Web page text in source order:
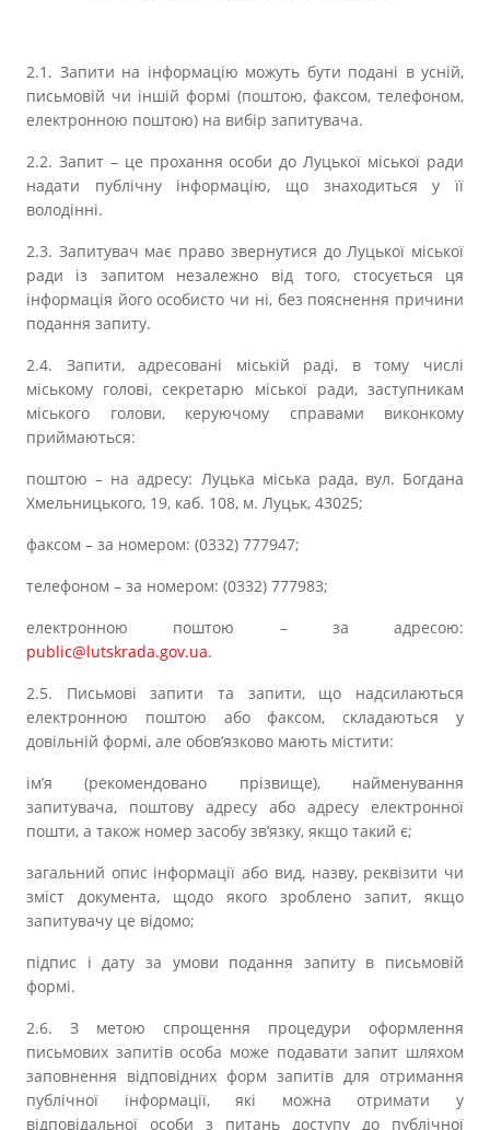
2.1. Запити на інформацію можуть бути подані в усній,
письмовій чи іншій формі (поштою, факсом, телефоном,
електронною поштою) на вибір запитувача.
2.2. Запит – це прохання особи до Луцької міської ради
надати публічну інформацію, що знаходиться у її
володінні.
2.3. Запитувач має право звернутися до Луцької міської
ради із запитом незалежно від того, стосується ця
інформація його особисто чи ні, без пояснення причини
подання запиту.
2.4. Запити, адресовані міській раді, в тому числі
міському голові, секретарю міської ради, заступникам
міського голови, керуючому справами виконкому
приймаються:
поштою – на адресу: Луцька міська рада, вул. Богдана
Хмельницького, 19, каб. 108, м. Луцьк, 43025;
факсом – за номером: (0332) 777947;
телефоном – за номером: (0332) 777983;
електронною поштою – за адресою:
public@lutskrada.gov.ua.
2.5. Письмові запити та запити, що надсилаються
електронною поштою або факсом, складаються у
довільній формі, але обов’язково мають містити:
ім’я (рекомендовано прізвище), найменування
запитувача, поштову адресу або адресу електронної
пошти, а також номер засобу зв’язку, якщо такий є;
загальний опис інформації або вид, назву, реквізити чи
зміст документа, щодо якого зроблено запит, якщо
запитувачу це відомо;
підпис і дату за умови подання запиту в письмовій
формі.
2.6. З метою спрощення процедури оформлення
письмових запитів особа може подавати запит шляхом
заповнення відповідних форм запитів для отримання
публічної інформації, які можна отримати у
відповідальної особи з питань доступу до публічної